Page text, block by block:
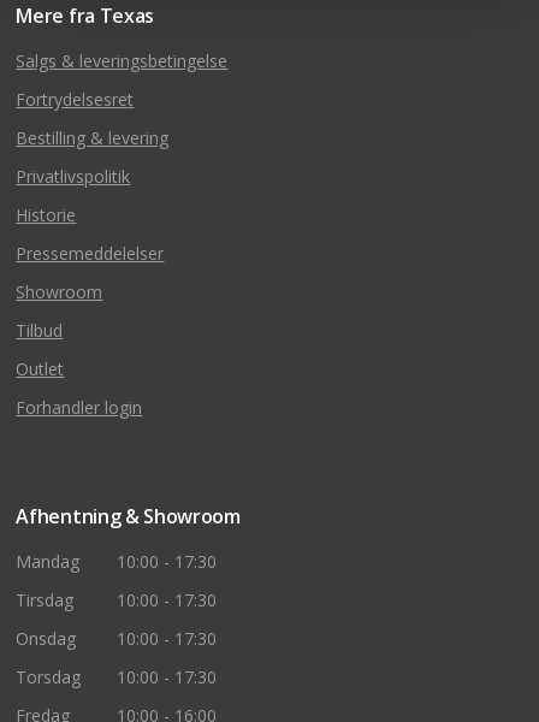
Mere fra Texas
Salgs & leveringsbetingelse
Fortrydelsesret
Bestilling & levering
Privatlivspolitik
Historie
Pressemeddelelser
Showroom
Tilbud
Outlet
Forhandler login
Afhentning & Showroom
Mandag
10:00 - 17:30
Tirsdag
10:00 - 17:30
Onsdag
10:00 - 17:30
Torsdag
10:00 - 17:30
Fredag
10:00 - 16:00